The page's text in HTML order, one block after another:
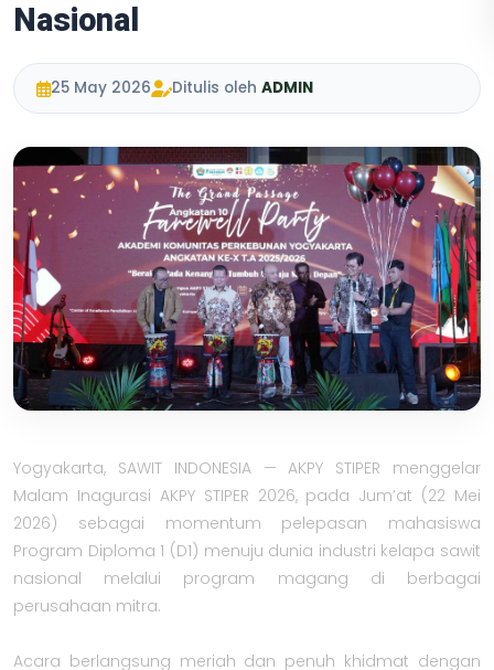
Nasional
25 May 2026 Ditulis oleh ADMIN
Yogyakarta, SAWIT INDONESIA — AKPY STIPER menggelar
Malam Inagurasi AKPY STIPER 2026, pada Jum’at (22 Mei
2026) sebagai momentum pelepasan mahasiswa
Program Diploma 1 (D1) menuju dunia industri kelapa sawit
nasional melalui program magang di berbagai
perusahaan mitra.
Acara berlangsung meriah dan penuh khidmat dengan